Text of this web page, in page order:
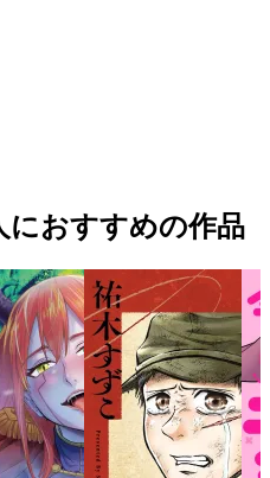
におすすめの作品